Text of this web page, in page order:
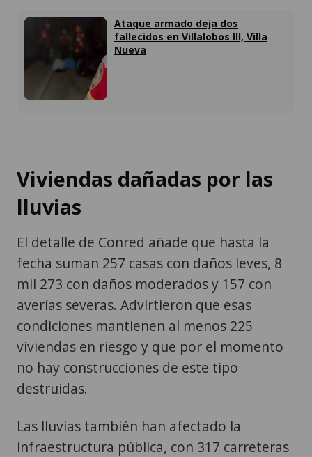
Ataque armado deja dos
fallecidos en Villalobos III, Villa
Nueva
Viviendas dañadas por las
lluvias
El detalle de Conred añade que hasta la
fecha suman 257 casas con daños leves, 8
mil 273 con daños moderados y 157 con
averías severas. Advirtieron que esas
condiciones mantienen al menos 225
viviendas en riesgo y que por el momento
no hay construcciones de este tipo
destruidas.
Las lluvias también han afectado la
infraestructura pública, con 317 carreteras